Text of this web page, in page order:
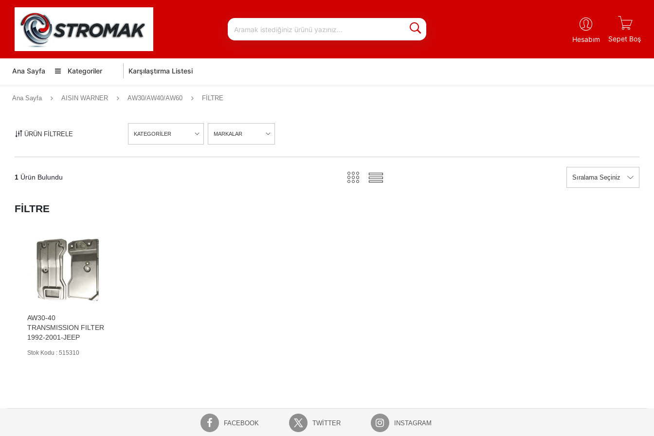
Hesabım Sepet Boş
Ana Sayfa Kategoriler Karşılaştırma Listesi
Ana Sayfa AISIN WARNER AW30/AW40/AW60 FİLTRE
ÜRÜN FİLTRELE KATEGORİLER MARKALAR
1 Ürün Bulundu
FİLTRE
AW30-40
TRANSMISSION FILTER
1992-2001-JEEP
Stok Kodu : 515310
FACEBOOK TWITTER INSTAGRAM